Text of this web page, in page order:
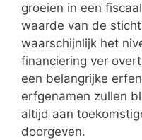
groeien in een
waarde van de
waarschijnlijk het
financiering ver
een belangrijke
erfgenamen zullen
altijd aan
doorgeven.